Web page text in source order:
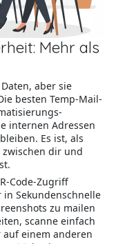
Mehr als
aber sie
besten Temp-Mail-
internen Adressen
Es ist, als
dir und
Code-Zugriff
Sekundenschnelle
zu mailen
scanne einfach
auf einem anderen